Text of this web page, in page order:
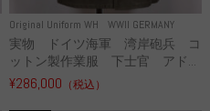
Original Uniform WH WWII GERMANY
実物 ドイツ海軍 湾岸砲兵 コ
ットン製作業服 下士官 アド...
¥286,000 （税込）